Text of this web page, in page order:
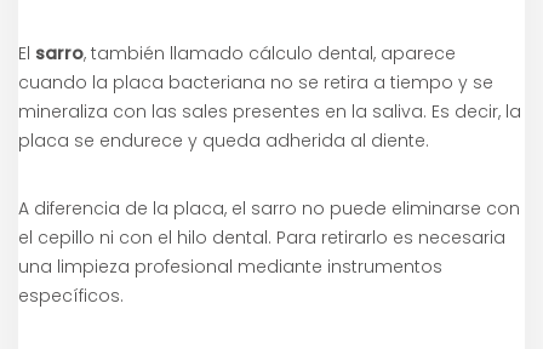
El sarro, también llamado cálculo dental, aparece
cuando la placa bacteriana no se retira a tiempo y se
mineraliza con las sales presentes en la saliva. Es decir, la
placa se endurece y queda adherida al diente.
A diferencia de la placa, el sarro no puede eliminarse con
el cepillo ni con el hilo dental. Para retirarlo es necesaria
una limpieza profesional mediante instrumentos
específicos.